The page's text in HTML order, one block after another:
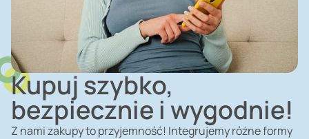
Kupuj szybko,
bezpiecznie i wygodnie!
Z nami zakupy to przyjemność! Integrujemy różne formy